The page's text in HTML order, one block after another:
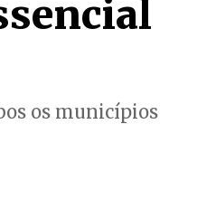
os municípios